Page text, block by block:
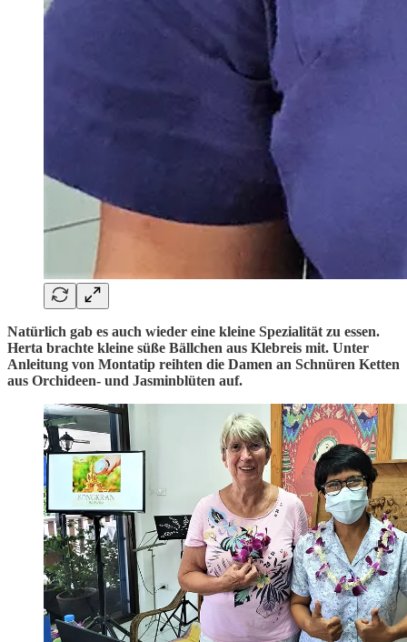
Natürlich gab es auch wieder eine kleine Spezialität zu essen.
Herta brachte kleine süße Bällchen aus Klebreis mit. Unter
Anleitung von Montatip reihten die Damen an Schnüren Ketten
aus Orchideen- und Jasminblüten auf.